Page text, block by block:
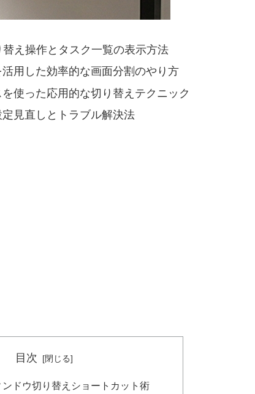
え操作とタスク一覧の表示方法
用した効率的な画面分割のやり方
使った応用的な切り替えテクニック
見直しとトラブル解決法
目次
ドウ切り替えショートカット術